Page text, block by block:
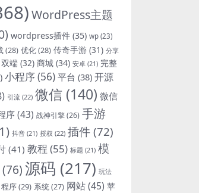
WordPress主题
wordpress插件 (35) wp (23)
(28) 优化(28) 传奇手游 (31) 分享
双端 (32) 商城 (34) 安卓 (21) 完整
小程序(56) 平台 (38) 开源
引流 (22) 微信 (140) 微信
序(43) 战神引擎(26) 手游
抖音 (21) 授权 (22) 插件 (72)
(41) 教程 (55) 标题 (21) 模
(76)源码 (217) 玩法
程序(29) 系统(27) 网站(45) 苹